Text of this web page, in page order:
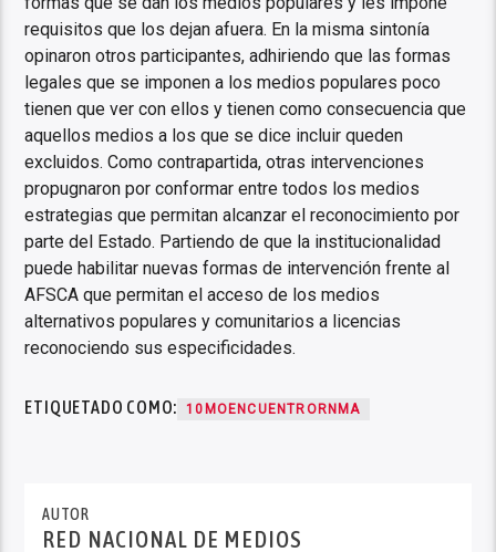
requisitos que los dejan afuera. En la misma sintonía
opinaron otros participantes, adhiriendo que las formas
legales que se imponen a los medios populares poco
tienen que ver con ellos y tienen como consecuencia que
aquellos medios a los que se dice incluir queden
excluidos. Como contrapartida, otras intervenciones
propugnaron por conformar entre todos los medios
estrategias que permitan alcanzar el reconocimiento por
parte del Estado. Partiendo de que la institucionalidad
puede habilitar nuevas formas de intervención frente al
AFSCA que permitan el acceso de los medios
alternativos populares y comunitarios a licencias
reconociendo sus especificidades.
ETIQUETADO COMO: 10MOENCUENTRORNMA
AUTOR
RED NACIONAL DE MEDIOS